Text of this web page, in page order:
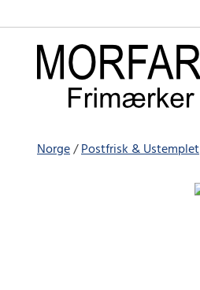
Norge Postfrisk & Ustemplet